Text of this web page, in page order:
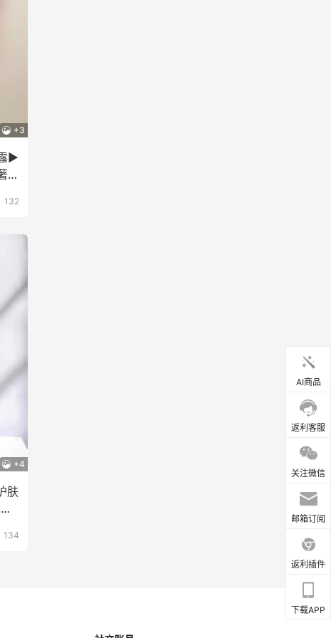
+3
▶️
名
132
+4
肤
134
AI商品
返利客服
关注微信
邮箱订阅
返利插件
下载APP